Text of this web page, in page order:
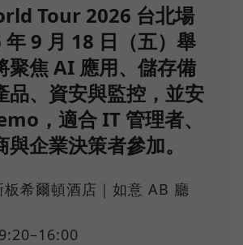
Tour 2026 台北場
9 月 18 日（五）舉
聚焦 AI 應用、儲存備
品、資安與監控，並安
，適合 IT 管理者、
企業決策者參加。
希爾頓酒店｜如意 AB 廳